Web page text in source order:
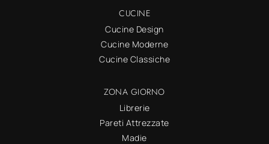
CUCINE
Cucine Design
Cucine Moderne
Cucine Classiche
ZONA GIORNO
Librerie
Pareti Attrezzate
Madie